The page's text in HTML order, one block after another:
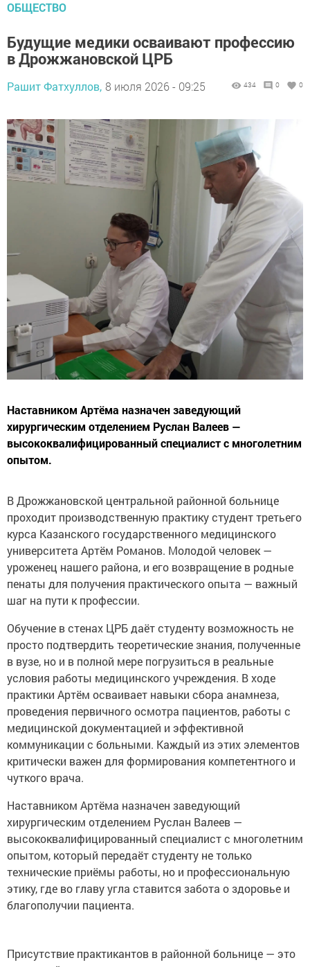
ОБЩЕСТВО
Будущие медики осваивают профессию
в Дрожжановской ЦРБ
Рашит Фатхуллов, 8 июля 2026 - 09:25 434 0 0
Наставником Артёма назначен заведующий
хирургическим отделением Руслан Валеев —
высококвалифицированный специалист с многолетним
опытом.
В Дрожжановской центральной районной больнице
проходит производственную практику студент третьего
курса Казанского государственного медицинского
университета Артём Романов. Молодой человек —
уроженец нашего района, и его возвращение в родные
пенаты для получения практического опыта — важный
шаг на пути к профессии.
Обучение в стенах ЦРБ даёт студенту возможность не
просто подтвердить теоретические знания, полученные
в вузе, но и в полной мере погрузиться в реальные
условия работы медицинского учреждения. В ходе
практики Артём осваивает навыки сбора анамнеза,
проведения первичного осмотра пациентов, работы с
медицинской документацией и эффективной
коммуникации с больными. Каждый из этих элементов
критически важен для формирования компетентного и
чуткого врача.
Наставником Артёма назначен заведующий
хирургическим отделением Руслан Валеев —
высококвалифицированный специалист с многолетним
опытом, который передаёт студенту не только
технические приёмы работы, но и профессиональную
этику, где во главу угла ставится забота о здоровье и
благополучии пациента.
Присутствие практикантов в районной больнице — это